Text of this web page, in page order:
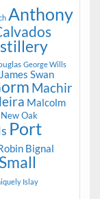
Anthony
George Wills
James Swan
Machir
Malcolm
New Oak
Port
Bignal
Small
Islay